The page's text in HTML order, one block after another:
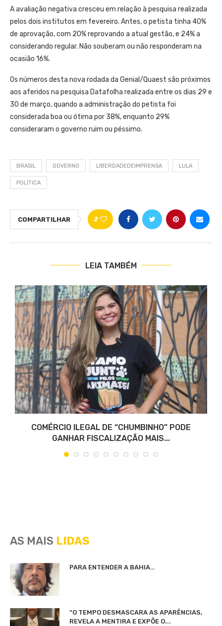
A avaliação negativa cresceu em relação à pesquisa realizada
pelos dois institutos em fevereiro. Antes, o petista tinha 40%
de aprovação, com 20% reprovando a atual gestão, e 24% a
considerando regular. Não souberam ou não responderam na
ocasião 16%.
Os números desta nova rodada da Genial/Quaest são próximos
aos aferidos na pesquisa Datafolha realizada entre os dias 29 e
30 de março, quando a administração do petista foi
considerada boa ou ótima por 38%, enquanto 29%
consideraram o governo ruim ou péssimo.
BRASIL GOVERNO LIBERDADEDEIMPRENSA LULA
POLÍTICA
COMPARTILHAR 2
LEIA TAMBÉM
COMÉRCIO ILEGAL DE “CHUMBINHO” PODE
GANHAR FISCALIZAÇÃO MAIS...
AS MAIS LIDAS
PARA ENTENDER A BAHIA…
“O TEMPO DESMASCARA AS APARÊNCIAS,
REVELA A MENTIRA E EXPÕE O...